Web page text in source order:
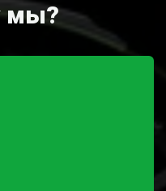
мы?